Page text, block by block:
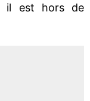
il est hors de